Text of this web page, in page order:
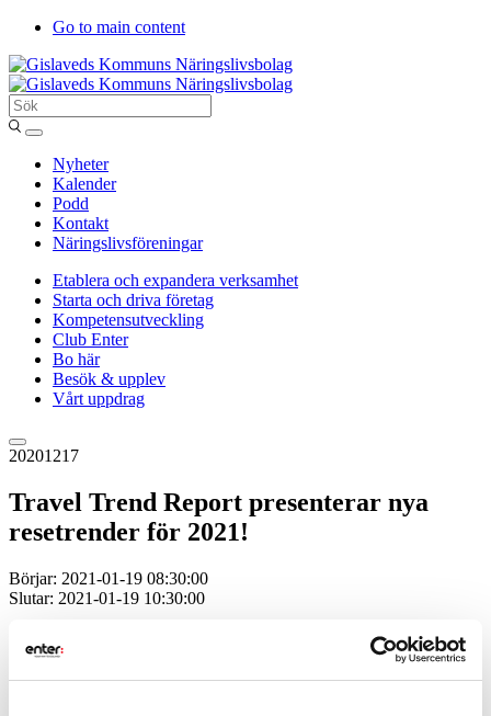
Go to main content
Sök
Entergislaved
Nyheter
Kalender
Podd
Kontakt
Näringslivsföreningar
Etablera och expandera verksamhet
Starta och driva företag
Kompetensutveckling
Club Enter
Bo här
Besök & upplev
Vårt uppdrag
20201217
Travel Trend Report presenterar nya
resetrender för 2021!
Börjar: 2021-01-19 08:30:00
Slutar: 2021-01-19 10:30:00
Smålands Turism har köpt in Kairos Future senaste Travel
Trend Report och tisdagen den 19:e januari presenterar vi